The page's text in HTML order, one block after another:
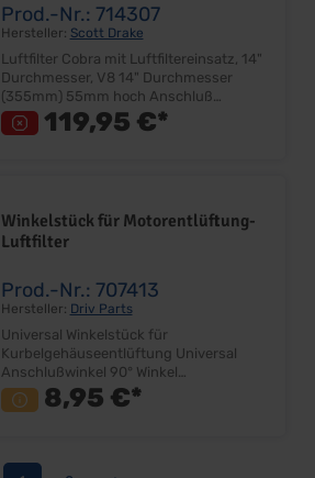
Prod.-Nr.: 714307
Hersteller: Scott Drake
Luftfilter Cobra mit Luftfiltereinsatz, 14"
Durchmesser, V8 14" Durchmesser
(355mm) 55mm hoch Anschluß
Vergaser 130mm Inkl. Luftfiltereinsatz
Oberteil Chrom mit Cobra Schrift
Ersatzluftfilterelement finden Sie unter
119,95 €*
Winkelstück für Motorentlüftung-
Luftfilter
Prod.-Nr.: 707413
Hersteller: Driv Parts
Universal Winkelstück für
Kurbelgehäuseentlüftung Universal
Anschlußwinkel 90° Winkel
Anschlußgröße ca. 2x 16mm
Innendurchmesser: ca. 11,5mm Zum
Preis: Pro Stück Einbauort:
8,95 €*